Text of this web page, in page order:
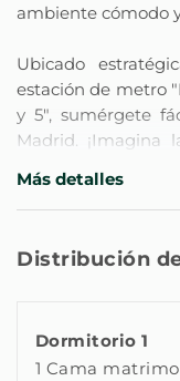
ambiente cómodo
Ubicado
estación de metro
y 5", sumérgete
Madrid. ¡Imagina
satisfacer todas tus
conveniente, sino
distancia. Estás
una red de
Más detalles
Distribución
Dormitorio 1
1 Cama